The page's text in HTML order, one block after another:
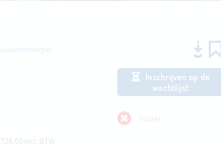
726,00 incl. BTW
Inschrijven op de
wachtlijst
Volzet